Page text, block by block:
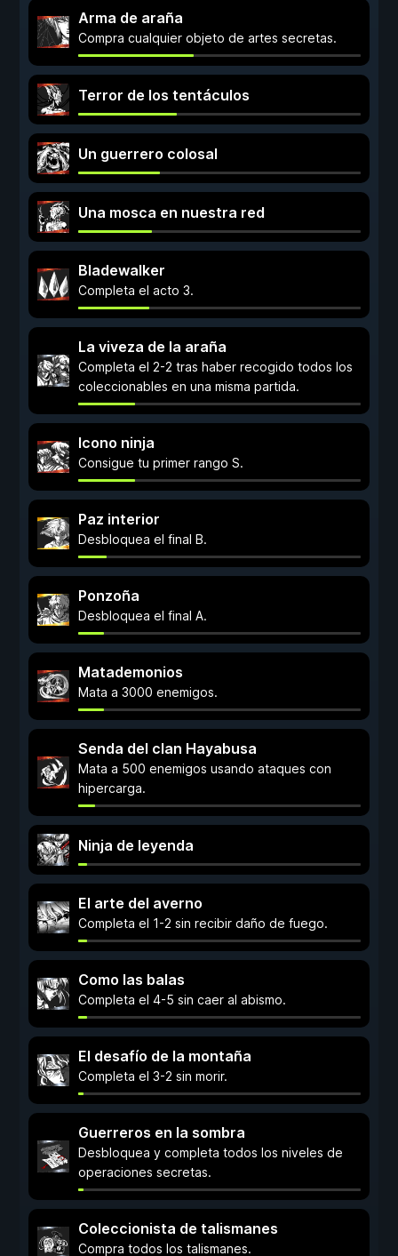
Arma de araña
Compra cualquier objeto de artes secretas.
Terror de los tentáculos
Un guerrero colosal
Una mosca en nuestra red
Bladewalker
Completa el acto 3.
La viveza de la araña
Completa el 2-2 tras haber recogido todos los
coleccionables en una misma partida.
Icono ninja
Consigue tu primer rango S.
Paz interior
Desbloquea el final B.
Ponzoña
Desbloquea el final A.
Matademonios
Mata a 3000 enemigos.
Senda del clan Hayabusa
Mata a 500 enemigos usando ataques con
hipercarga.
Ninja de leyenda
El arte del averno
Completa el 1-2 sin recibir daño de fuego.
Como las balas
Completa el 4-5 sin caer al abismo.
El desafío de la montaña
Completa el 3-2 sin morir.
Guerreros en la sombra
Desbloquea y completa todos los niveles de
operaciones secretas.
Coleccionista de talismanes
Compra todos los talismanes.